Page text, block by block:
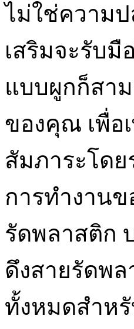
ไม่ใช่ความ
เสริมจะรับ
แบบผูกก็สา
ของคุณ เพื่อ
สัมภาระโด
การทำงาน
รัดพลาสติก
ดึงสายรัดพ
ทั้งหมดสำห